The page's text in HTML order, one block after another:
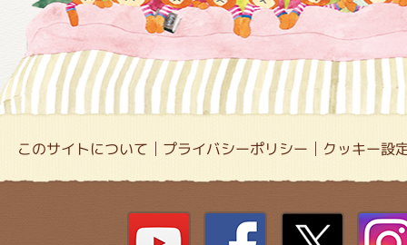
このサイトについて プライバシーポリシー クッキー設